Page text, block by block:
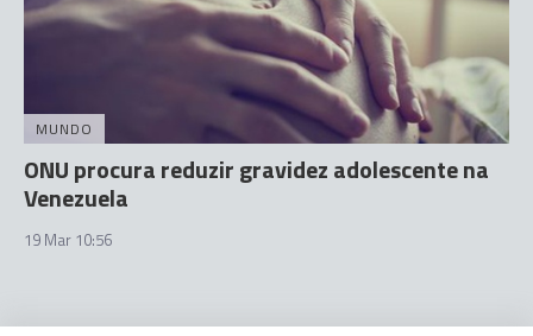
MUNDO
ONU procura reduzir gravidez adolescente na
Venezuela
19 Mar 10:56